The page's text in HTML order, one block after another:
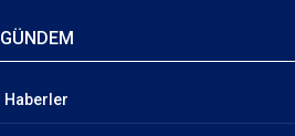
GÜNDEM
Haberler